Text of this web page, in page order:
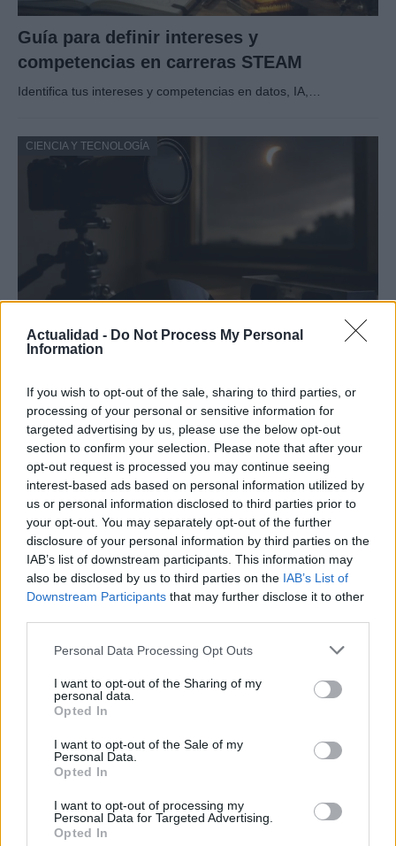
Actualidad - Do Not Process My Personal
Information
If you wish to opt-out of the sale, sharing to third parties, or
processing of your personal or sensitive information for
targeted advertising by us, please use the below opt-out
section to confirm your selection. Please note that after your
opt-out request is processed you may continue seeing
interest-based ads based on personal information utilized by
us or personal information disclosed to third parties prior to
your opt-out. You may separately opt-out of the further
disclosure of your personal information by third parties on the
IAB’s list of downstream participants. This information may
also be disclosed by us to third parties on the IAB’s List of
Downstream Participants that may further disclose it to other
Please note that this website/app uses one or more Google
not limited to your visit or usage behaviour. You may click to
grant or deny consent to Google and its third-party tags to
use your data for below specified purposes in below Google
consent section.
Personal Data Processing Opt Outs
I want to opt-out of the Sharing of my
personal data.
Opted In
I want to opt-out of the Sale of my
Personal Data.
Opted In
I want to opt-out of processing my
Personal Data for Targeted Advertising.
Opted In
Guía para definir intereses y
competencias en carreras STEAM
Identifica tus intereses y competencias en datos, IA,…
CIENCIA Y TECNOLOGÍA
Protocolos de seguridad ocular y
consejos para fotografiar eclipses solares
Un eclipse solar es un espectáculo natural que…
CIENCIA Y TECNOLOGÍA
Cómo elegir una carrera STEAM: perfiles
emergentes y competencias clave
Descubre cómo elegir la mejor opción en STEAM:…